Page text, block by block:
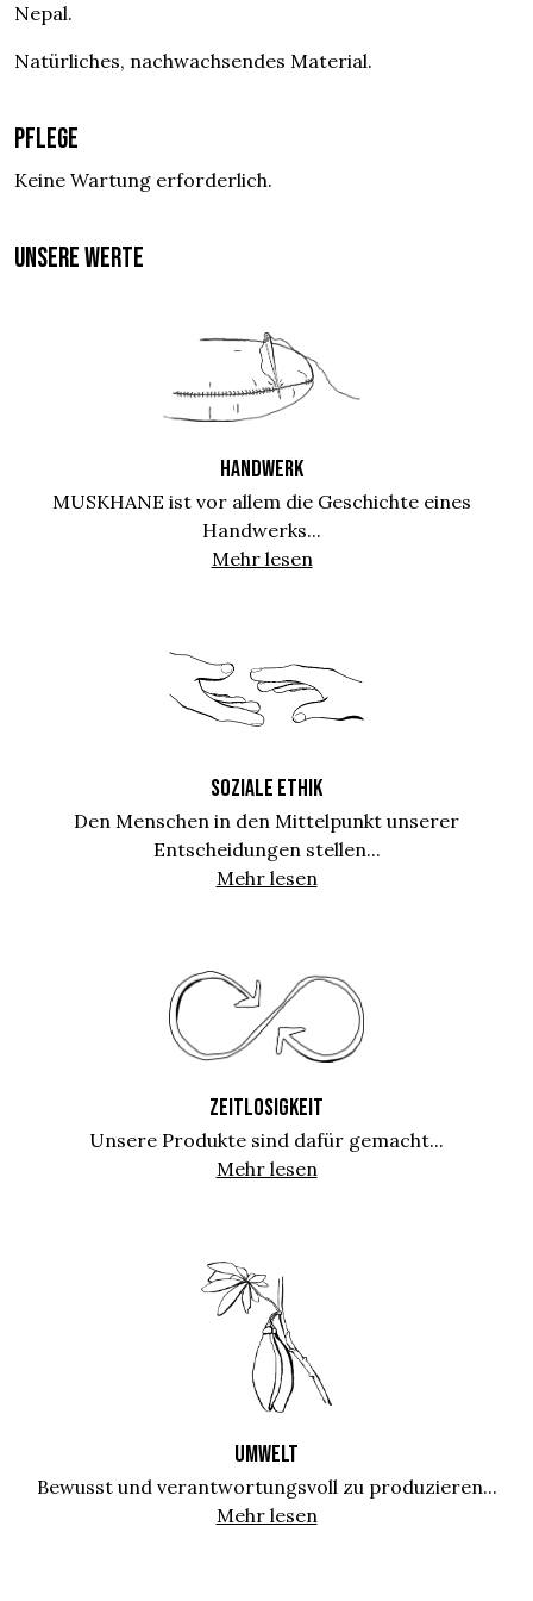
Nepal.
Natürliches, nachwachsendes Material.
Pflege
Keine Wartung erforderlich.
UNSERE WERTE
HANDWERK
MUSKHANE ist vor allem die Geschichte eines
Handwerks...
Mehr lesen
SOZIALE ETHIK
Den Menschen in den Mittelpunkt unserer
Entscheidungen stellen...
Mehr lesen
ZEITLOSIGKEIT
Unsere Produkte sind dafür gemacht...
Mehr lesen
UMWELT
Bewusst und verantwortungsvoll zu produzieren...
Mehr lesen